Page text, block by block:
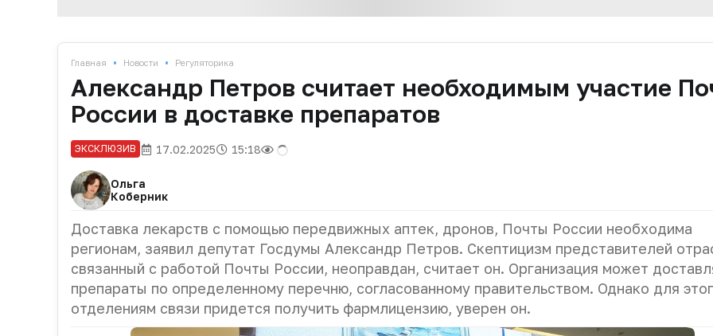
Главная • Новости • Регуляторика
Александр Петров считает необходимым участие
России в доставке препаратов
ЭКСКЛЮЗИВ 17.02.2025 15:18
Ольга
Коберник
Доставка лекарств с помощью передвижных аптек, дронов, Почты России необходима
регионам, заявил депутат Госдумы Александр Петров. Скептицизм представителей
связанный с работой Почты России, неоправдан, считает он. Организация может
препараты по определенному перечню, согласованному правительством. Однако для
отделениям связи придется получить фармлицензию, уверен он.